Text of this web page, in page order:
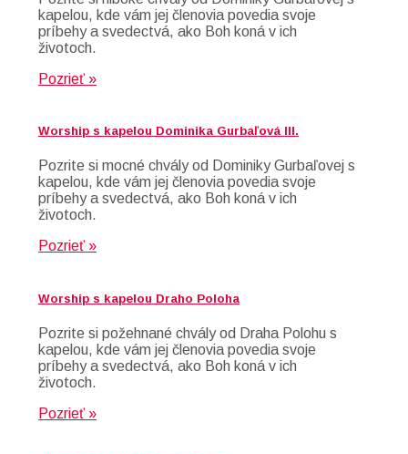
kapelou, kde vám jej členovia povedia svoje
príbehy a svedectvá, ako Boh koná v ich
životoch.
Pozrieť »
Worship s kapelou Dominika Gurbaľová III.
Pozrite si mocné chvály od Dominiky Gurbaľovej s
kapelou, kde vám jej členovia povedia svoje
príbehy a svedectvá, ako Boh koná v ich
životoch.
Pozrieť »
Worship s kapelou Draho Poloha
Pozrite si požehnané chvály od Draha Polohu s
kapelou, kde vám jej členovia povedia svoje
príbehy a svedectvá, ako Boh koná v ich
životoch.
Pozrieť »